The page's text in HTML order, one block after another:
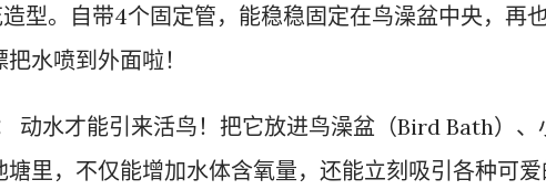
型。自带4个固定管，能稳稳固定在鸟澡盆中央，再
水喷到外面啦！
动水才能引来活鸟！把它放进鸟澡盆（Bird Bath）、
里，不仅能增加水体含氧量，还能立刻吸引各种可爱